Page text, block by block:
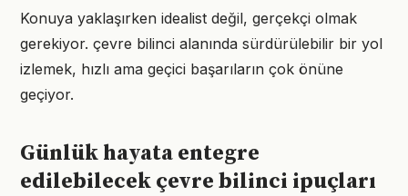
Konuya yaklaşırken idealist değil, gerçekçi olmak
gerekiyor. çevre bilinci alanında sürdürülebilir bir yol
izlemek, hızlı ama geçici başarıların çok önüne
geçiyor.
Günlük hayata entegre
edilebilecek çevre bilinci ipuçları